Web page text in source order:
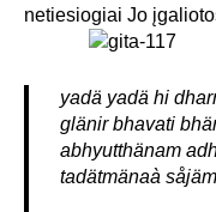
netiesiogiai Jo
yadä yadä hi
glänir bhavati
abhyutthänam
tadätmänaà